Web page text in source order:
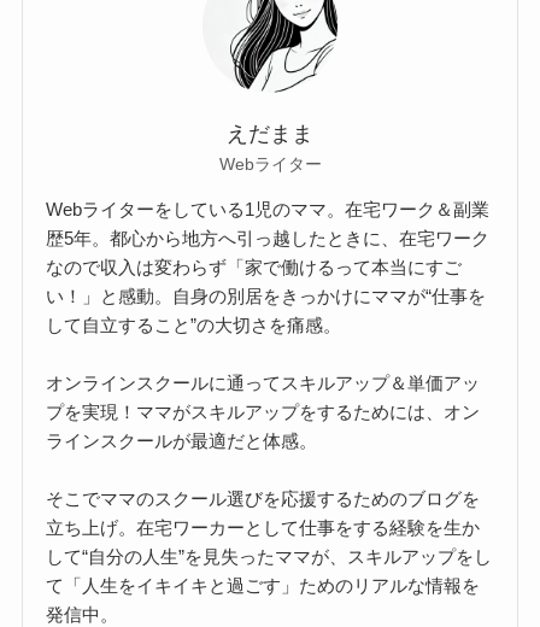
えだまま
Webライター
Webライターをしている1児のママ。在宅ワーク＆副業
歴5年。都心から地方へ引っ越したときに、在宅ワーク
なので収入は変わらず「家で働けるって本当にすご
い！」と感動。自身の別居をきっかけにママが“仕事を
して自立すること”の大切さを痛感。
オンラインスクールに通ってスキルアップ＆単価アッ
プを実現！ママがスキルアップをするためには、オン
ラインスクールが最適だと体感。
そこでママのスクール選びを応援するためのブログを
立ち上げ。在宅ワーカーとして仕事をする経験を生か
して“自分の人生”を見失ったママが、スキルアップをし
て「人生をイキイキと過ごす」ためのリアルな情報を
発信中。